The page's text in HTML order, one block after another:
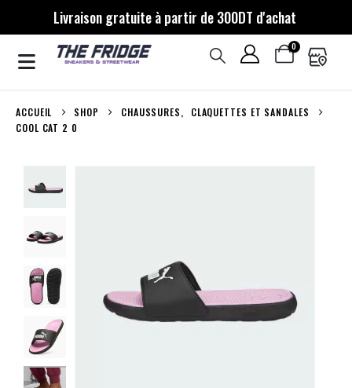
Livraison gratuite à partir de 300DT d'achat
0
ACCUEIL SHOP CHAUSSURES,
CLAQUETTES ET SANDALES
COOL CAT 2 0